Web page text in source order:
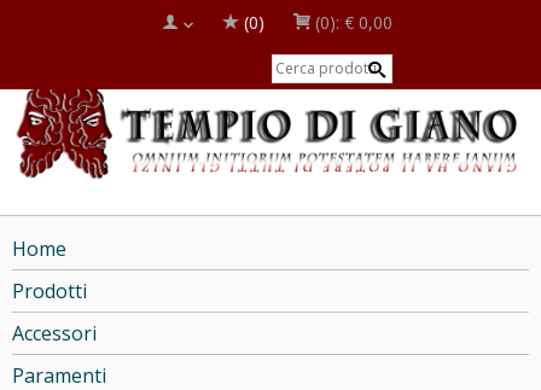
(0) (0): € 0,00
Home
Prodotti
Accessori
Paramenti